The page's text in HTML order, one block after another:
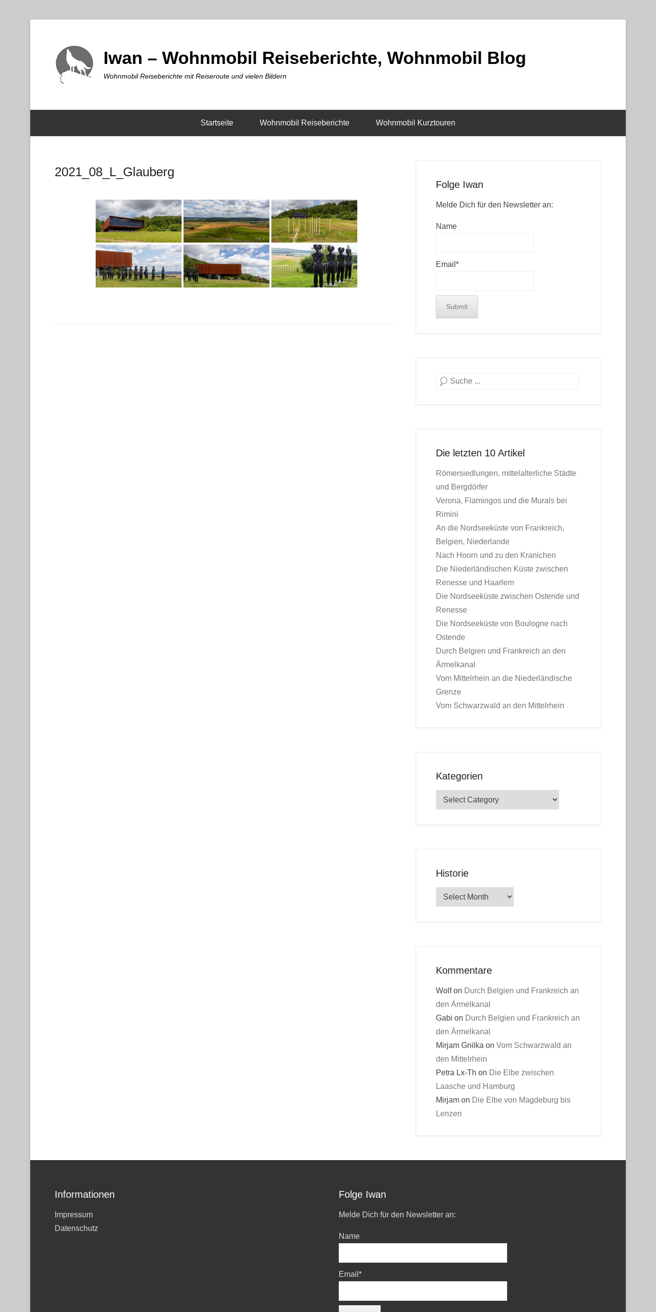
Iwan – Wohnmobil Reiseberichte, Wohnmobil Blog
Wohnmobil Reiseberichte mit Reiseroute und vielen Bildern
Startseite Wohnmobil Reiseberichte Wohnmobil Kurztouren
2021_08_L_Glauberg
Folge Iwan
Melde Dich für den Newsletter an:
Name
Email*
Search
Die letzten 10 Artikel
Römersiedlungen, mittelalterliche Städte
und Bergdörfer
Verona, Flamingos und die Murals bei
Rimini
An die Nordseeküste von Frankreich,
Belgien, Niederlande
Nach Hoorn und zu den Kranichen
Die Niederländischen Küste zwischen
Renesse und Haarlem
Die Nordseeküste zwischen Ostende und
Renesse
Die Nordseeküste von Boulogne nach
Ostende
Durch Belgien und Frankreich an den
Ärmelkanal
Vom Mittelrhein an die Niederländische
Grenze
Vom Schwarzwald an den Mittelrhein
Kategorien
Kategorien
Historie
Historie
Kommentare
Wolfon Durch Belgien und Frankreich an
den Ärmelkanal
Gabi on Durch Belgien und Frankreich an
den Ärmelkanal
Mirjam Gnilka on Vom Schwarzwald an
den Mittelrhein
Petra Lx-Th on Die Elbe zwischen
Laasche und Hamburg
Mirjam on Die Elbe von Magdeburg bis
Lenzen
Informationen
Impressum
Datenschutz
Folge Iwan
Melde Dich für den Newsletter an:
Name
Email*